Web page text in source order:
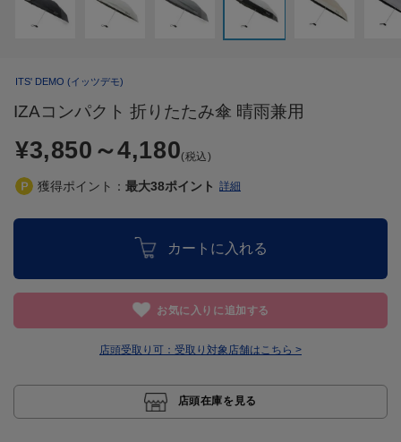
ITS' DEMO (イッツデモ)
IZAコンパクト 折りたたみ傘 晴雨兼用
¥3,850 ～4,180(税込)
獲得ポイント： 最大38ポイント 詳細
カートに入れる
お気に入りに追加する
店頭受取り可： 受取り対象店舗はこちら >
店頭在庫を見る